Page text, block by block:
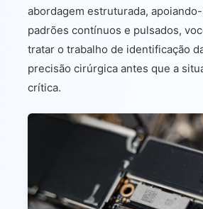
abordagem estruturada,
padrões contínuos e pulsados,
tratar o trabalho de identificação
precisão cirúrgica antes que a
crítica.